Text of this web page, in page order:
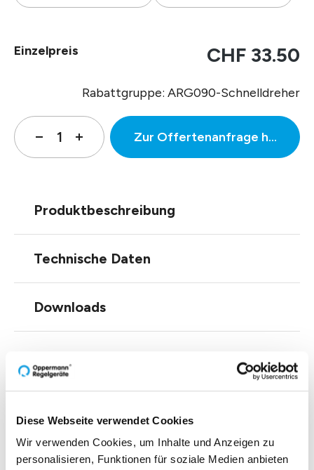
Diese Webseite verwendet Cookies
Wir verwenden Cookies, um Inhalte und Anzeigen zu
personalisieren, Funktionen für soziale Medien anbieten
Einzelpreis CHF 33.50
Rabattgruppe: ARG090-Schnelldreher
Zur Offertenanfrage
Produktbeschreibung
Technische Daten
Downloads
Zubehör